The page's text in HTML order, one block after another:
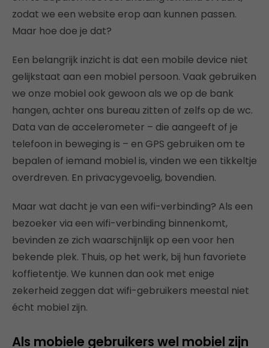
zodat we een website erop aan kunnen passen.
Maar hoe doe je dat?
Een belangrijk inzicht is dat een mobile device niet
gelijkstaat aan een mobiel persoon. Vaak gebruiken
we onze mobiel ook gewoon als we op de bank
hangen, achter ons bureau zitten of zelfs op de wc.
Data van de accelerometer – die aangeeft of je
telefoon in beweging is – en GPS gebruiken om te
bepalen of iemand mobiel is, vinden we een tikkeltje
overdreven. En privacygevoelig, bovendien.
Maar wat dacht je van een wifi-verbinding? Als een
bezoeker via een wifi-verbinding binnenkomt,
bevinden ze zich waarschijnlijk op een voor hen
bekende plek. Thuis, op het werk, bij hun favoriete
koffietentje. We kunnen dan ook met enige
zekerheid zeggen dat wifi-gebruikers meestal niet
écht mobiel zijn.
Als mobiele gebruikers wel mobiel zijn